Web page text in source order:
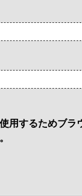
用するためブラ